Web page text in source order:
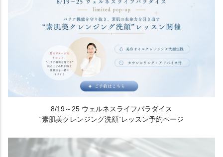
8/19～25 ウェルネスライフパラダイス
“素肌美クレンジング洗顔”レッスン予約ページ